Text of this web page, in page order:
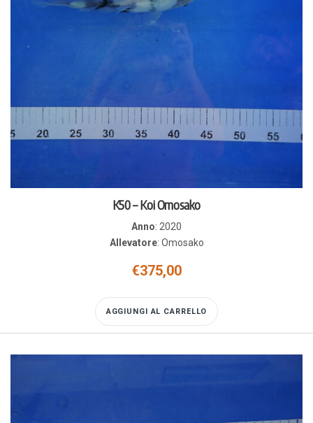
K50 – Koi Omosako
Anno: 2020
Allevatore: Omosako
€375,00
AGGIUNGI AL CARRELLO